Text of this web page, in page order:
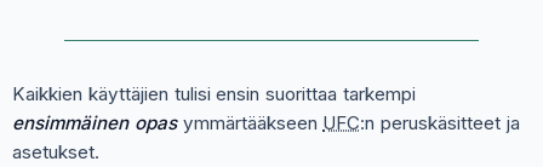
Kaikkien käyttäjien tulisi ensin suorittaa tarkempi
ensimmäinen opasymmärtääkseen UFC:n peruskäsitteet ja
asetukset.